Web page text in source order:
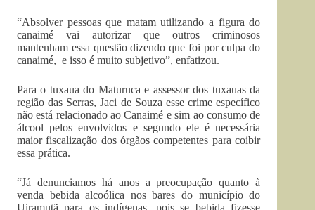
“Absolver pessoas que matam utilizando a figura do
canaimé vai autorizar que outros criminosos
mantenham essa questão dizendo que foi por culpa do
canaimé, e isso é muito subjetivo”, enfatizou.
Para o tuxaua do Maturuca e assessor dos tuxauas da
região das Serras, Jaci de Souza esse crime específico
não está relacionado ao Canaimé e sim ao consumo de
álcool pelos envolvidos e segundo ele é necessária
maior fiscalização dos órgãos competentes para coibir
essa prática.
“Já denunciamos há anos a preocupação quanto à
venda bebida alcoólica nos bares do município do